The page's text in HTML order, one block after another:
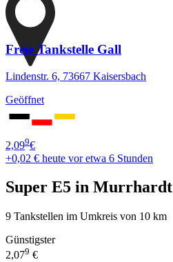
Freie Tankstelle Gall
Lindenstr. 6, 73667 Kaisersbach
Geöffnet
2,099€
+0,02 € heute vor etwa 6 Stunden
Super E5 in Murrhardt
9 Tankstellen im Umkreis von 10 km
Günstigster
2,079 €